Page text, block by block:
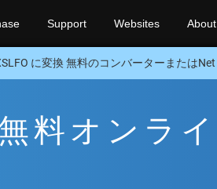
Support Websites About
に変換 無料のコンバーターまたはNet
料オンライ